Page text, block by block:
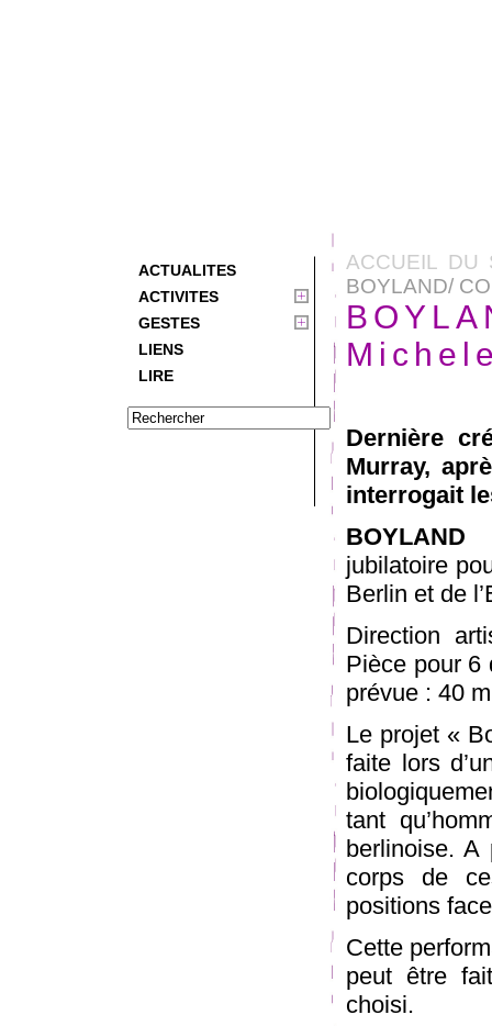
ACTUALITES
ACTIVITES
GESTES
LIENS
LIRE
ACCUEIL DU
BOYLAND/
Dernière
Murray,
interrogait
BOYLAND
jubilatoire
Berlin et de
Direction
Pièce pour 6
prévue : 40
Le projet «
faite lors
tant
berlinoise. A
corps de
positions
Cette
peut être
choisi.